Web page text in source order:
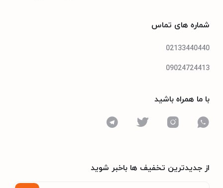
شماره های تماس
02133440440
09024724413
با ما همراه باشید
از جدیدترین تخفیف ها باخبر شوید